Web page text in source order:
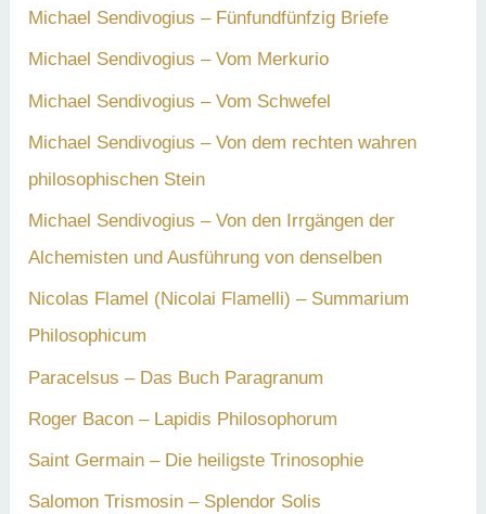
Michael Sendivogius – Fünfundfünfzig Briefe
Michael Sendivogius – Vom Merkurio
Michael Sendivogius – Vom Schwefel
Michael Sendivogius – Von dem rechten wahren
philosophischen Stein
Michael Sendivogius – Von den Irrgängen der
Alchemisten und Ausführung von denselben
Nicolas Flamel (Nicolai Flamelli) – Summarium
Philosophicum
Paracelsus – Das Buch Paragranum
Roger Bacon – Lapidis Philosophorum
Saint Germain – Die heiligste Trinosophie
Salomon Trismosin – Splendor Solis